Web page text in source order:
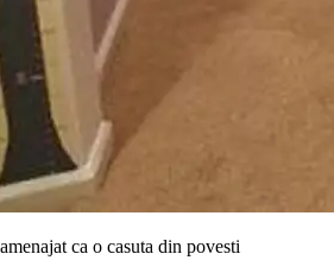
ca o casuta din povesti